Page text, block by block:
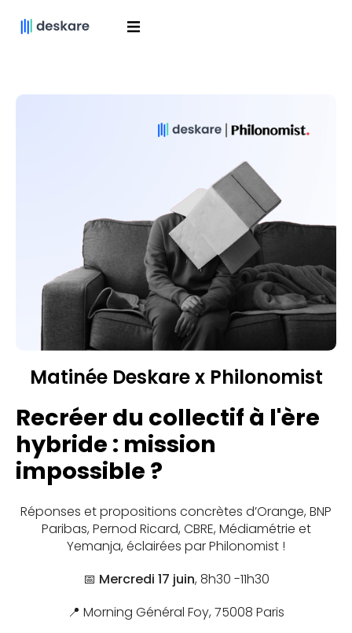
Matinée Deskare x Philonomist
Recréer du collectif à l'ère
hybride : mission
impossible ?
Réponses et propositions concrètes d’Orange, BNP
Paribas, Pernod Ricard, CBRE, Médiamétrie et
Yemanja, éclairées par Philonomist !
📅 Mercredi 17 juin, 8h30 -11h30
📍 Morning Général Foy, 75008 Paris